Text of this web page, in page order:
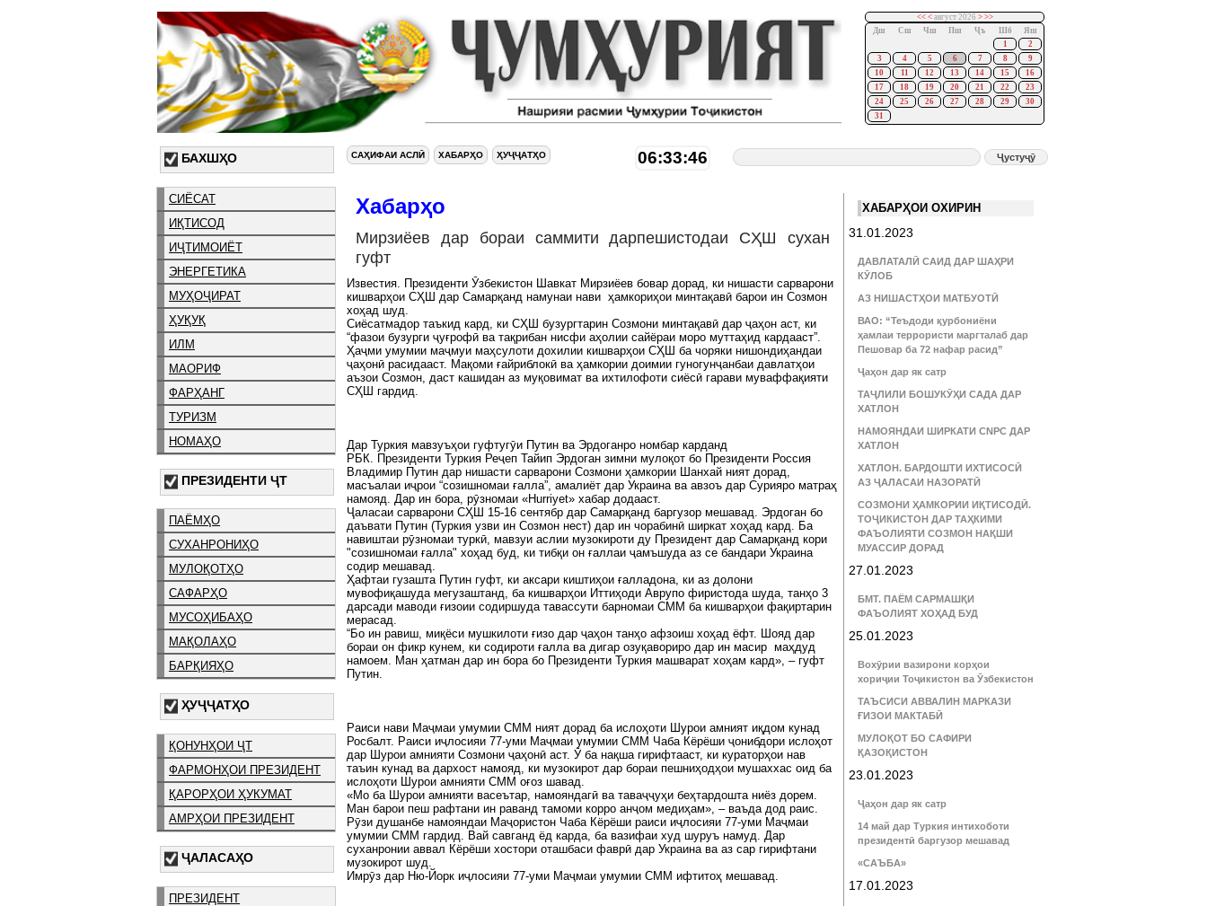
<< <август 2026 > >>
Дш
Сш Чш Пш Ҷъ Шб
Яш
1
2
3
4 5 6 7 8
9
10
11 12 13 14 15
16
17
18 19 20 21 22
23
24
25 26 27 28 29
30
31
БАХШҲО
СИЁСАТ
ИҚТИСОД
ИҶТИМОИЁТ
ЭНЕРГЕТИКА
МУҲОҶИРАТ
ҲУҚУҚ
ИЛМ
МАОРИФ
ФАРҲАНГ
ТУРИЗМ
НОМАҲО
ПРЕЗИДЕНТИ ҶТ
ПАЁМҲО
СУХАНРОНИҲО
МУЛОҚОТҲО
САФАРҲО
МУСОҲИБАҲО
МАҚОЛАҲО
БАРҚИЯҲО
ҲУҶҶАТҲО
ҚОНУНҲОИ ҶТ
ФАРМОНҲОИ ПРЕЗИДЕНТ
ҚАРОРҲОИ ҲУКУМАТ
АМРҲОИ ПРЕЗИДЕНТ
ҶАЛАСАҲО
ПРЕЗИДЕНТ
САҲИФАИ АСЛӢ ХАБАРҲО ҲУҶҶАТҲО 06:33:47
Хабарҳо
Мирзиёев дар бораи саммити дарпешистодаи СҲШ сухан
гуфт
Известия. Президенти Ӯзбекистон Шавкат Мирзиёев бовар дорад, ки нишасти сарварони
кишварҳои СҲШ дар Самарқанд намунаи нави ҳамкориҳои минтақавӣ барои ин Созмон
хоҳад шуд.
Сиёсатмадор таъкид кард, ки СҲШ бузургтарин Созмони минтақавӣ дар ҷаҳон аст, ки
“фазои бузурги ҷуғрофӣ ва тақрибан нисфи аҳолии сайёраи моро муттаҳид кардааст”.
Ҳаҷми умумии маҷмуи маҳсулоти дохилии кишварҳои СҲШ ба чоряки нишондиҳандаи
ҷаҳонӣ расидааст. Мақоми ғайриблокӣ ва ҳамкории доимии гуногунҷанбаи давлатҳои
аъзои Созмон, даст кашидан аз муқовимат ва ихтилофоти сиёсӣ гарави муваффақияти
СҲШ гардид.
Дар Туркия мавзуъҳои гуфтугӯи Путин ва Эрдоганро номбар карданд
РБК. Президенти Туркия Реҷеп Тайип Эрдоган зимни мулоқот бо Президенти Россия
Владимир Путин дар нишасти сарварони Созмони ҳамкории Шанхай ният дорад,
масъалаи иҷрои “созишномаи ғалла”, амалиёт дар Украина ва авзоъ дар Сурияро матраҳ
намояд. Дар ин бора, рӯзномаи «Hurriyet» хабар додааст.
Ҷаласаи сарварони СҲШ 15-16 сентябр дар Самарқанд баргузор мешавад. Эрдоган бо
даъвати Путин (Туркия узви ин Созмон нест) дар ин чорабинӣ ширкат хоҳад кард. Ба
навиштаи рӯзномаи туркӣ, мавзуи аслии музокироти ду Президент дар Самарқанд кори
"созишномаи ғалла" хоҳад буд, ки тибқи он ғаллаи ҷамъшуда аз се бандари Украина
содир мешавад.
Ҳафтаи гузашта Путин гуфт, ки аксари киштиҳои ғалладона, ки аз долони
мувофиқашуда мегузаштанд, ба кишварҳои Иттиҳоди Аврупо фиристода шуда, танҳо 3
дарсади маводи ғизоии содиршуда тавассути барномаи СММ ба кишварҳои фақиртарин
мерасад.
“Бо ин равиш, миқёси мушкилоти ғизо дар ҷаҳон танҳо афзоиш хоҳад ёфт. Шояд дар
бораи он фикр кунем, ки содироти ғалла ва дигар озуқавориро дар ин масир маҳдуд
намоем. Ман ҳатман дар ин бора бо Президенти Туркия машварат хоҳам кард», – гуфт
Путин.
Раиси нави Маҷмаи умумии СММ ният дорад ба ислоҳоти Шурои амният иқдом кунад
Росбалт. Раиси иҷлосияи 77-уми Маҷмаи умумии СММ Чаба Кёрёши ҷонибдори ислоҳот
дар Шурои амнияти Созмони ҷаҳонӣ аст. Ӯ ба нақша гирифтааст, ки кураторҳои нав
таъин кунад ва дархост намояд, ки музокирот дар бораи пешниҳодҳои мушаххас оид ба
ислоҳоти Шурои амнияти СММ оғоз шавад.
«Мо ба Шурои амнияти васеътар, намояндагӣ ва таваҷҷуҳи беҳтардошта ниёз дорем.
Ман барои пеш рафтани ин раванд тамоми корро анҷом медиҳам», – ваъда дод раис.
Рӯзи душанбе намояндаи Маҷористон Чаба Кёрёши раиси иҷлосияи 77-уми Маҷмаи
умумии СММ гардид. Вай савганд ёд карда, ба вазифаи худ шуруъ намуд. Дар
суханронии аввал Кёрёши хостори оташбаси фаврӣ дар Украина ва аз сар гирифтани
музокирот шуд.
Имрӯз дар Ню-Йорк иҷлосияи 77-уми Маҷмаи умумии СММ ифтитоҳ мешавад.
ХАБАРҲОИ ОХИРИН
31.01.2023
ДАВЛАТАЛӢ САИД ДАР ШАҲРИ
КӮЛОБ
АЗ НИШАСТҲОИ МАТБУОТӢ
ВАО: “Теъдоди қурбониёни
ҳамлаи террористи маргталаб дар
Пешовар ба 72 нафар расид”
Ҷаҳон дар як сатр
ТАҶЛИЛИ БОШУКӮҲИ САДА ДАР
ХАТЛОН
НАМОЯНДАИ ШИРКАТИ CNPC ДАР
ХАТЛОН
ХАТЛОН. БАРДОШТИ ИХТИСОСӢ
АЗ ҶАЛАСАИ НАЗОРАТӢ
СОЗМОНИ ҲАМКОРИИ ИҚТИСОДӢ.
ТОҶИКИСТОН ДАР ТАҲКИМИ
ФАЪОЛИЯТИ СОЗМОН НАҚШИ
МУАССИР ДОРАД
27.01.2023
БМТ. ПАЁМ САРМАШҚИ
ФАЪОЛИЯТ ХОҲАД БУД
25.01.2023
Вохӯрии вазирони корҳои
хориҷии Тоҷикистон ва Ӯзбекистон
ТАЪСИСИ АВВАЛИН МАРКАЗИ
ҒИЗОИ МАКТАБӢ
МУЛОҚОТ БО САФИРИ
ҚАЗОҚИСТОН
23.01.2023
Ҷаҳон дар як сатр
14 май дар Туркия интихоботи
президентӣ баргузор мешавад
«САЪБА»
17.01.2023